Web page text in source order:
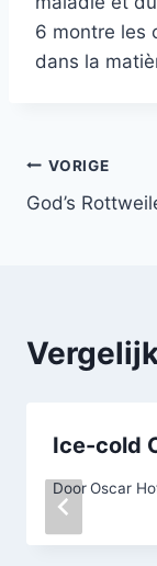
6 montre les
dans la
Bericht
VORIGE
God’s
Ice-cold
DoorOscar